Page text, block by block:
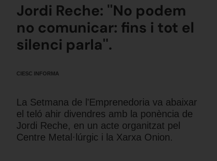
Jordi Reche: ''No podem
no comunicar: fins i tot el
silenci parla''.
CIESC INFORMA
La Setmana de l'Emprenedoria va abaixar
el teló ahir divendres amb la ponència de
Jordi Reche, en un acte organitzat pel
Centre Metal·lúrgic i la Xarxa Onion.